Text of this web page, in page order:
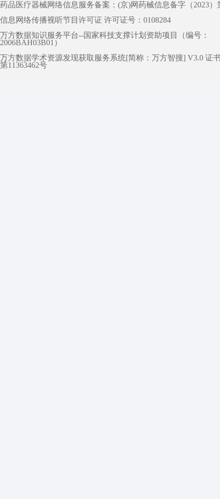
药品医疗器械网络信息服务备案：(京)网药械信息备字（2023）
信息网络传播视听节目许可证 许可证号：0108284
万方数据知识服务平台--国家科技支撑计划资助项目（编号：
2006BAH03B01）
万方数据学术资源发现获取服务系统[简称：万方智搜] V3.0 证
第11363462号